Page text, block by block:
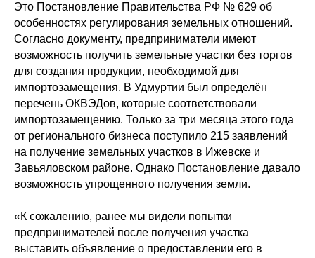
Это Постановление Правительства РФ № 629 об
особенностях регулирования земельных отношений.
Согласно документу, предприниматели имеют
возможность получить земельные участки без торгов
для создания продукции, необходимой для
импортозамещения. В Удмуртии был определён
перечень ОКВЭДов, которые соответствовали
импортозамещению. Только за три месяца этого года
от регионального бизнеса поступило 215 заявлений
на получение земельных участков в Ижевске и
Завьяловском районе. Однако Постановление давало
возможность упрощенного получения земли.
«К сожалению, ранее мы видели попытки
предпринимателей после получения участка
выставить объявление о предоставлении его в